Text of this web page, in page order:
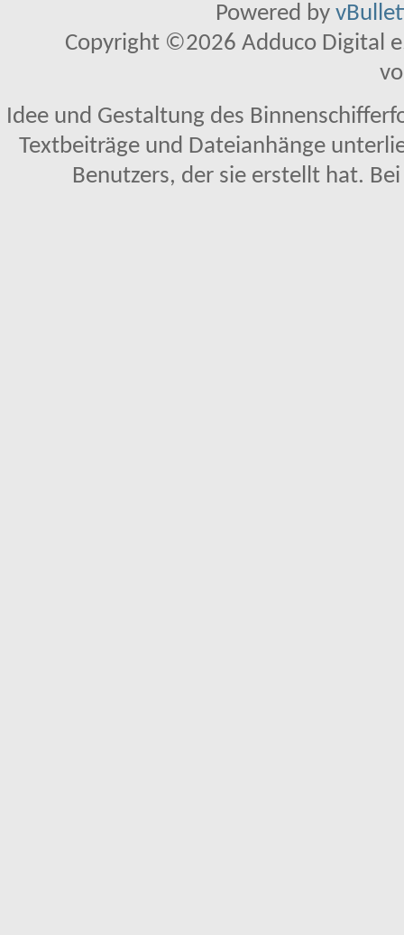
Powered by
Copyright ©2026 Adduco Digital
Idee und Gestaltung des
Textbeiträge und Dateianhänge
Benutzers, der sie erstellt hat.